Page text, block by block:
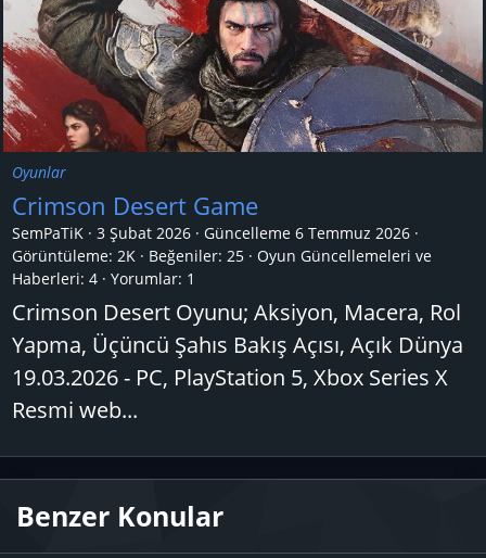
Oyunlar
Crimson Desert Game
SemPaTiK 3 Şubat 2026 Güncelleme 6 Temmuz 2026
Görüntüleme: 2K
Beğeniler: 25
Oyun Güncellemeleri ve
Haberleri: 4 Yorumlar: 1
Crimson Desert Oyunu; Aksiyon, Macera, Rol
Yapma, Üçüncü Şahıs Bakış Açısı, Açık Dünya
19.03.2026 - PC, PlayStation 5, Xbox Series X
Resmi web...
Benzer Konular